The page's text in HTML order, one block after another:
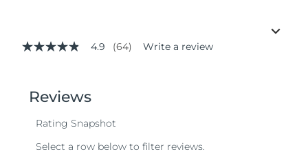
4.9
stars,
average
value.
4.9 (64) Write a review